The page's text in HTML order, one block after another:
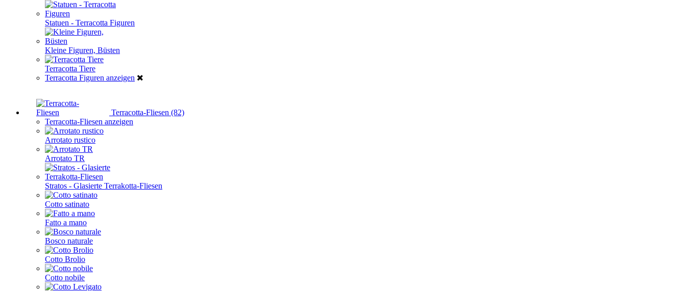
Statuen - Terracotta Figuren
Kleine Figuren, Büsten
Terracotta Tiere
Terracotta Figuren anzeigen
Terracotta-Fliesen (82)
Terracotta-Fliesen anzeigen
Arrotato rustico
Arrotato TR
Stratos - Glasierte Terrakotta-Fliesen
Cotto satinato
Fatto a mano
Bosco naturale
Cotto Brolio
Cotto nobile